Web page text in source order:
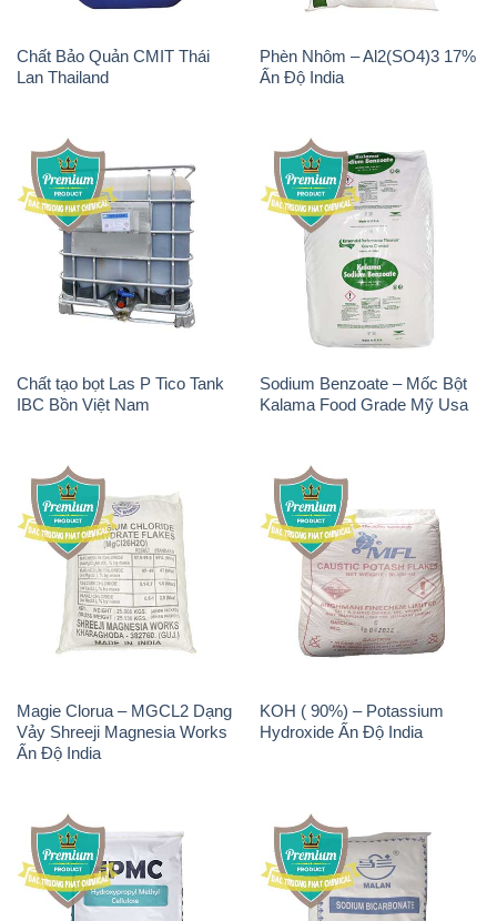
Chất tạo bọt Las P Tico Tank
IBC Bồn Việt Nam
Sodium Benzoate – Mốc Bột
Kalama Food Grade Mỹ Usa
Magie Clorua – MGCL2 Dạng
Vảy Shreeji Magnesia Works
Ấn Độ India
KOH ( 90%) – Potassium
Hydroxide Ấn Độ India